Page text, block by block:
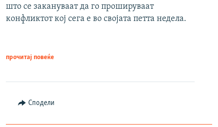
што се закануваат да го прошируваат
конфликтот кој сега е во својата петта недела.
прочитај повеќе
Сподели